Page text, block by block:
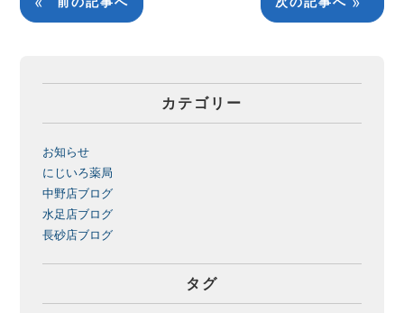
カテゴリー
お知らせ
にじいろ薬局
中野店ブログ
水足店ブログ
長砂店ブログ
タグ